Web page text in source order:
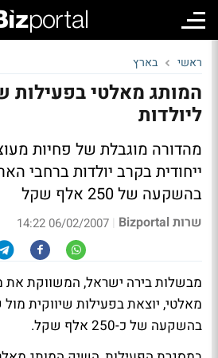
ראשי בארץ
המותג מאלטי בפעילות
ליולדות
מהדורה מוגבלת של פחיות
ייחודית בקרב יולדות ברחבי
בהשקעה של 250 אלף שקל
שרות Bizportal |
06/02/2007 14:22
מבשלות בירה ישראל, המשווקת את
מאלטי, יוצאת בפעילות שיווקית
בהשקעה של כ-250 אלף שקל.